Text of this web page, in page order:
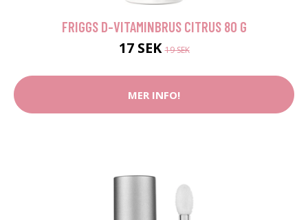
FRIGGS D-VITAMINBRUS CITRUS 80 G
17 SEK19 SEK
MER INFO!